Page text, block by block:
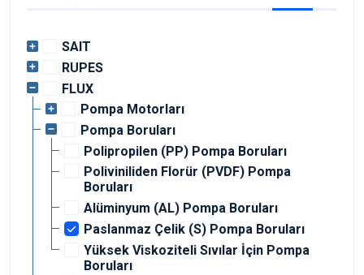
SAIT
RUPES
FLUX
Pompa Motorları
Pompa Boruları
Polipropilen (PP) Pompa Boruları
Poliviniliden Florür (PVDF) Pompa
Boruları
Alüminyum (AL) Pompa Boruları
Paslanmaz Çelik (S) Pompa Boruları
Yüksek Viskoziteli Sıvılar İçin Pompa
Boruları